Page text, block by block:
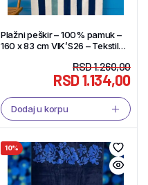
Plažni peškir – 100% pamuk –
160 x 83 cm VIK’S26 – Tekstil
RSD1.260,00
RSD1.134,00
Dodaj u korpu
10%